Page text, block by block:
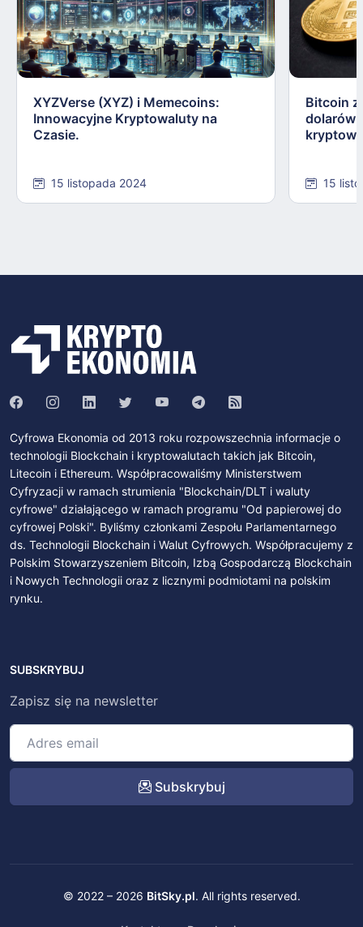
XYZVerse (XYZ) i Memecoins:
Innowacyjne Kryptowaluty na
Czasie.
15 listopada 2024
Bitcoin
dolarów:
15
Cyfrowa Ekonomia od 2013 roku rozpowszechnia informacje o
technologii Blockchain i kryptowalutach takich jak Bitcoin,
Litecoin i Ethereum. Współpracowaliśmy Ministerstwem
Cyfryzacji w ramach strumienia "Blockchain/DLT i waluty
cyfrowe" działającego w ramach programu "Od papierowej do
cyfrowej Polski". Byliśmy członkami Zespołu Parlamentarnego
ds. Technologii Blockchain i Walut Cyfrowych. Współpracujemy z
Polskim Stowarzyszeniem Bitcoin, Izbą Gospodarczą Blockchain
i Nowych Technologii oraz z licznymi podmiotami na polskim
rynku.
SUBSKRYBUJ
Zapisz się na newsletter
Subskrybuj
© 2022 – 2026 BitSky.pl. All rights reserved.